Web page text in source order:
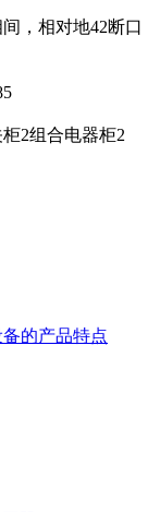
，相对地42断口
2组合电器柜2
的产品特点